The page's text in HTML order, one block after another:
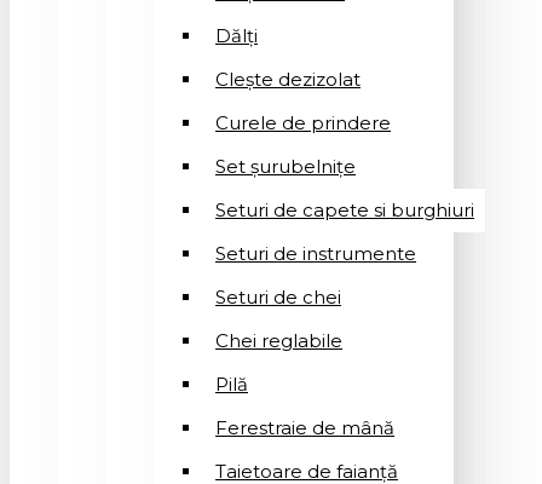
Dălți
Clește dezizolat
Curele de prindere
Set șurubelnițe
Seturi de capete si burghiuri
Seturi de instrumente
Seturi de chei
Chei reglabile
Pilă
Ferestraie de mână
Taietoare de faianță